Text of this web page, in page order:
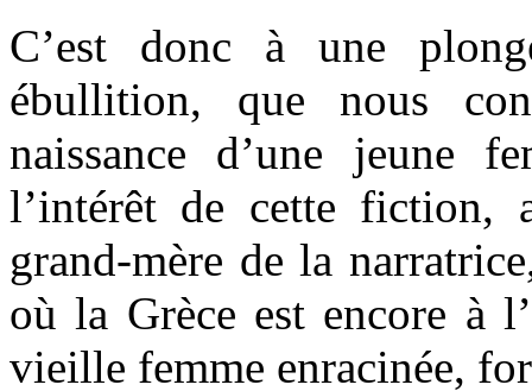
C’est donc à une
ébullition, que nous
naissance d’une jeune
l’intérêt de cette fiction,
grand-mère de la
où la Grèce est encore à
vieille femme enracinée,